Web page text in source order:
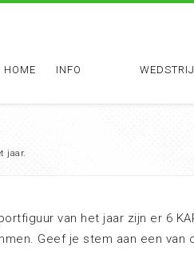
HOME INFO
jaar.
van het jaar zijn er 6
Geef je stem aan een van